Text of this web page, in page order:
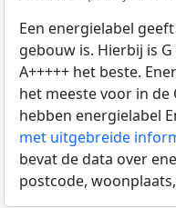
Een energielabel
gebouw is. Hierbij is
A+++++ het beste.
het meeste voor in de
hebben energielabel
met uitgebreide
bevat de data over
postcode,